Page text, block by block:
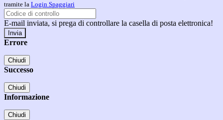
tramite la Login Spaggiari
E-mail inviata, si prega di controllare la casella di posta elettronica!
Errore
Chiudi
Successo
Chiudi
Informazione
Chiudi